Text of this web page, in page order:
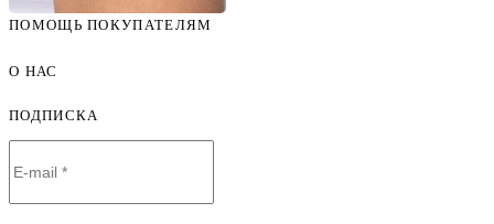
Женская одежда оптом
Мужская одежда оптом
ПОМОЩЬ ПОКУПАТЕЛЯМ
Оплата и доставка
Договор-оферта
Условия сотрудничества
О НАС
ПОДПИСКА